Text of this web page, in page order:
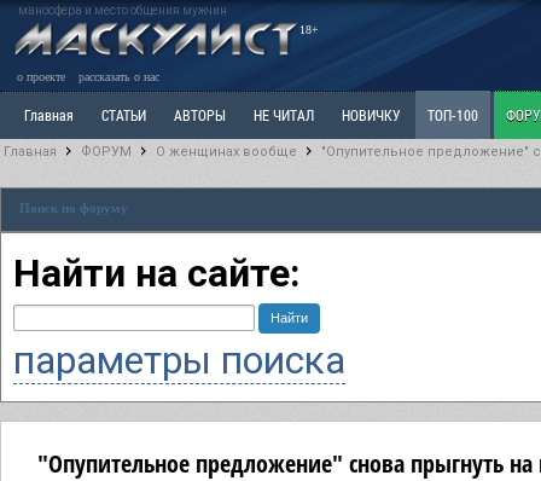
маносфера и место общения мужчин
18+
о проекте рассказать о нас
Главная СТАТЬИ АВТОРЫ НЕ ЧИТАЛ НОВИЧКУ ТОП-100
Ветка: Расстаюсь или Развожусь. САНЧАС Ветка: Наболевшее. Выскажись!
РАЗДЕЛ: Разное
Главная ФОРУМ О женщинах вообще "Опупительное предложение"
Поиск по форуму
Найти на сайте:
параметры поиска
"Опупительное предложение" снова прыгнуть на